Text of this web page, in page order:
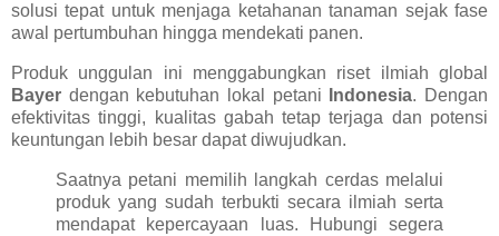
solusi tepat untuk menjaga ketahanan tanaman sejak fase
awal pertumbuhan hingga mendekati panen.
Produk unggulan ini menggabungkan riset ilmiah global
Bayer dengan kebutuhan lokal petani Indonesia. Dengan
efektivitas tinggi, kualitas gabah tetap terjaga dan potensi
keuntungan lebih besar dapat diwujudkan.
Saatnya petani memilih langkah cerdas melalui
produk yang sudah terbukti secara ilmiah serta
mendapat kepercayaan luas. Hubungi segera